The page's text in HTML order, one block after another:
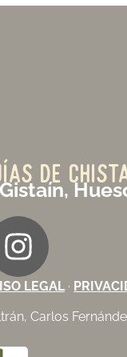
DE
LEGAL ·
Carlos